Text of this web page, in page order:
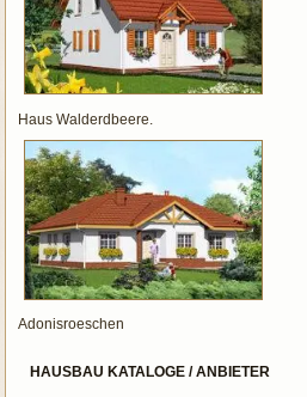
Haus Walderdbeere.
Adonisroeschen
HAUSBAU KATALOGE / ANBIETER